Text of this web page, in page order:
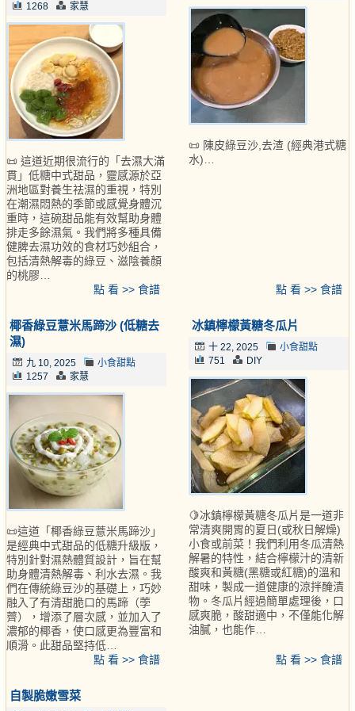
1268
家慧
📜 這道近期很流行的「去濕大滿
貫」低糖中式甜品，靈感源於亞
洲地區對養生祛濕的重視，特別
在潮濕悶熱的季節或感覺身體沉
重時，這碗甜品能有效幫助身體
排走多餘濕氣。我們將多種具備
健脾去濕功效的食材巧妙組合，
包括清熱解毒的綠豆、滋陰養顏
的桃膠…
點 看 >> 食譜
📜 陳皮綠豆沙,去渣 (經典港式糖
水)…
點 看 >> 食譜
椰香綠豆薏米馬蹄沙 (低糖去
濕)
九 10, 2025
小食甜點
1257
家慧
📜這道「椰香綠豆薏米馬蹄沙」
是經典中式甜品的低糖升級版，
特別針對濕熱體質設計，旨在幫
助身體清熱解毒、利水去濕。我
們在傳統綠豆沙的基礎上，巧妙
融入了有清甜脆口的馬蹄（荸
薺），增添了層次感，並加入了
濃郁的椰香，使口感更為豐富和
順滑。此甜品堅持低…
點 看 >> 食譜
冰鎮檸檬黃糖冬瓜片
十 22, 2025
小食甜點
751
DIY
🍋冰鎮檸檬黃糖冬瓜片是一道非
常清爽開胃的夏日(或秋日解燥)
小食或前菜！我們利用冬瓜清熱
解暑的特性，結合檸檬汁的清新
酸爽和黃糖(黑糖或紅糖)的溫和
甜味，製成一道健康的涼拌醃漬
物。冬瓜片經過簡單處理後，口
感爽脆，酸甜適中，不僅能化解
油膩，也能作…
點 看 >> 食譜
自製脆嫩雪菜